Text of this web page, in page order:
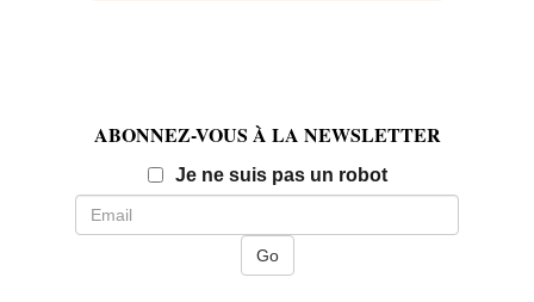
ABONNEZ-VOUS À LA NEWSLETTER
Je ne suis pas un robotEmail